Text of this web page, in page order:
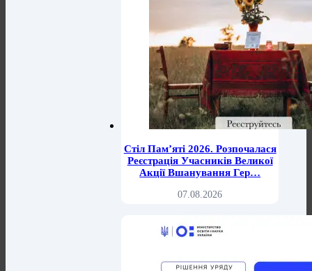
Стіл Пам’яті 2026. Розпочалася
Реєстрація Учасників Великої
Акції Вшанування Гер…
07.08.2026